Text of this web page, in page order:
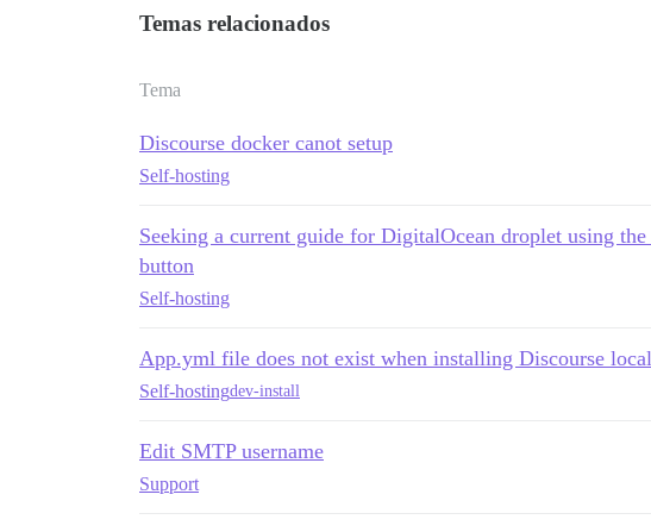
Temas relacionados
Tema
Discourse docker canot setup
Self-hosting
Seeking a current guide for DigitalOcean droplet using
button
Self-hosting
App.yml file does not exist when installing Discourse
Self-hostingdev-install
Edit SMTP username
Support